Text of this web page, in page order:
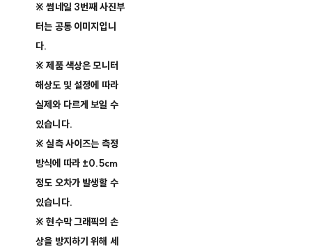
※ 썸네일 3번째 사진부
터는 공통 이미지입니
다.
※ 제품 색상은 모니터
해상도 및 설정에 따라
실제와 다르게 보일 수
있습니다.
※ 실측 사이즈는 측정
방식에 따라 ±0.5cm
정도 오차가 발생할 수
있습니다.
※ 현수막 그래픽의 손
상을 방지하기 위해 세